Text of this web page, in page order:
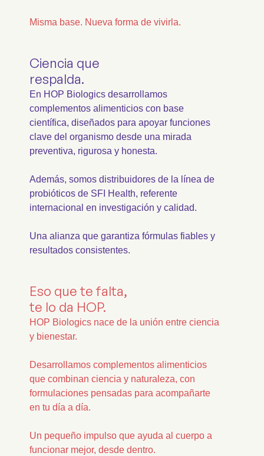
Misma base. Nueva forma de vivirla.
Ciencia que
respalda.
En HOP Biologics desarrollamos
complementos alimenticios con base
científica, diseñados para apoyar funciones
clave del organismo desde una mirada
preventiva, rigurosa y honesta.
Además, somos distribuidores de la línea de
probióticos de SFI Health, referente
internacional en investigación y calidad.
Una alianza que garantiza fórmulas fiables y
resultados consistentes.
Eso que te falta,
te lo da HOP.
HOP Biologics nace de la unión entre ciencia
y bienestar.
Desarrollamos complementos alimenticios
que combinan ciencia y naturaleza, con
formulaciones pensadas para acompañarte
en tu día a día.
Un pequeño impulso que ayuda al cuerpo a
funcionar mejor, desde dentro.